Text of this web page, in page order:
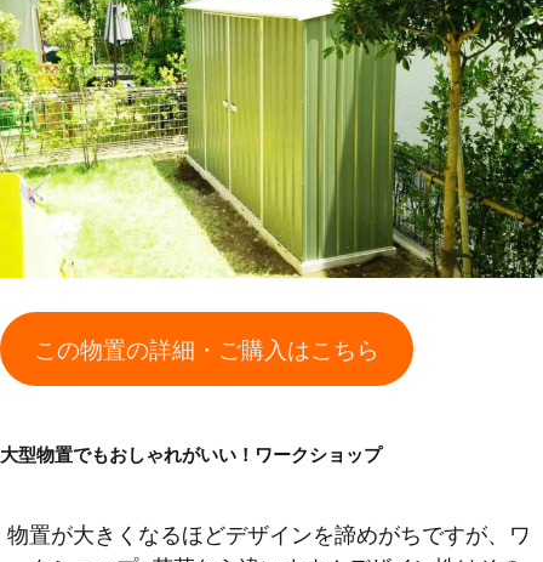
この物置の詳細・ご購入はこちら
大型物置でもおしゃれがいい！ワークショップ
物置が大きくなるほどデザインを諦めがちですが、ワ